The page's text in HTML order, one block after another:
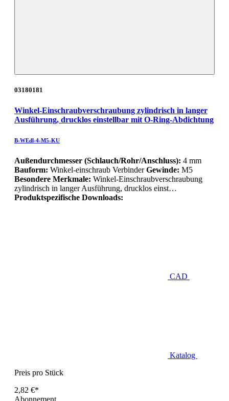
03180181
Winkel-Einschraubverschraubung zylindrisch in langer
Ausführung, drucklos einstellbar mit O-Ring-Abdichtung
B-WEdl-4-M5-KU
Außendurchmesser (Schlauch/Rohr/Anschluss): 4 mm
Bauform: Winkel-einschraub VerbinderGewinde: M5
Besondere Merkmale: Winkel-Einschraubverschraubung
zylindrisch in langer Ausführung, drucklos einst…
Produktspezifische Downloads:
CAD
Katalog
Preis pro Stück
2,82 €*
Abonnement